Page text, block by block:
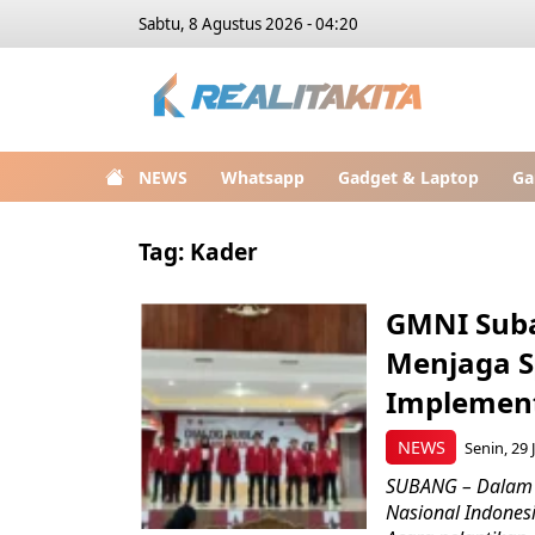
Sabtu, 8 Agustus 2026 - 04:20
NEWS Whatsapp Gadget & Laptop
Tag: Kader
NEWS
GMNI
Menjaga
Senin, 29
SUBANG –
Nasional